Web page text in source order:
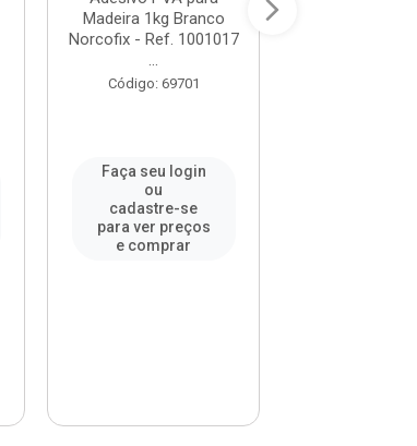
Madeira 1kg Branco
Norcofix - Ref. 1001017
...
Código: 69701
Faça seu login
ou
cadastre-se
para ver preços
e comprar